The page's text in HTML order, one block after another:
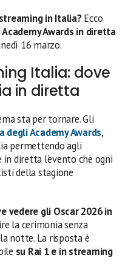
in Italia?Ecco
Awards in diretta
16 marzo.
Italia: dove
in diretta
sta per tornare. Gli
degliAcademy Awards,
permettendo agli
diretta l’evento che ogni
della stagione
vedere gli Oscar 2026 in
la cerimonia senza
notte. La risposta è
su Rai 1 e in streaming